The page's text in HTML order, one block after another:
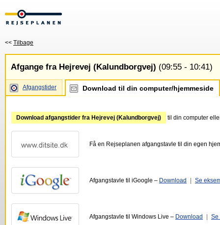
<< Tilbage
Afgange fra Hejrevej (Kalundborgvej) (09:55 - 10:41)
Afgangstider Download til din computer/hjemmeside
Download afgangstider fra Hejrevej (Kalundborgvej) til din computer
Få en Rejseplanen afgangstavle til din egen
Afgangstavle til iGoogle – Download Se
Afgangstavle til Windows Live – Download Se